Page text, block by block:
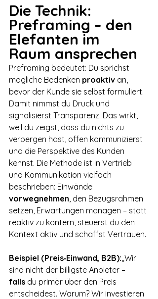
Die Technik:
Preframing – den
Elefanten im
Raum ansprechen
Preframing bedeutet: Du sprichst
mögliche Bedenken proaktiv an,
bevor der Kunde sie selbst formuliert.
Damit nimmst du Druck und
signalisierst Transparenz. Das wirkt,
weil du zeigst, dass du nichts zu
verbergen hast, offen kommunizierst
und die Perspektive des Kunden
kennst. Die Methode ist in Vertrieb
und Kommunikation vielfach
beschrieben: Einwände
vorwegnehmen , den Bezugsrahmen
setzen, Erwartungen managen – statt
reaktiv zu kontern, steuerst du den
Kontext aktiv und schaffst Vertrauen.
Beispiel (Preis‑Einwand, B2B): „Wir
sind nicht der billigste Anbieter –
falls du primär über den Preis
entscheidest. Warum? Wir investieren